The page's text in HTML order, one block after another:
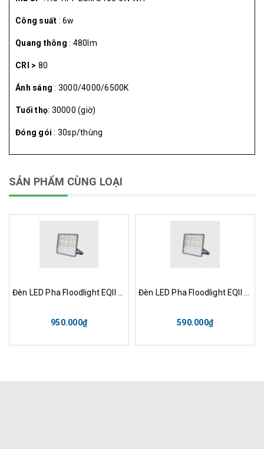
Công suất : 6w
Quang thông : 480lm
CRI > 80
Ánh sáng : 3000/4000/6500K
Tuổi thọ: 30000 (giờ)
Đóng gói : 30sp/thùng
SẢN PHẨM CÙNG LOẠI
950.000₫ 590.000₫